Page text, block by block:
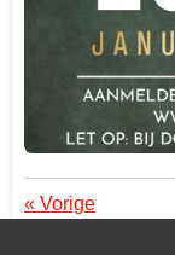
« Vorige